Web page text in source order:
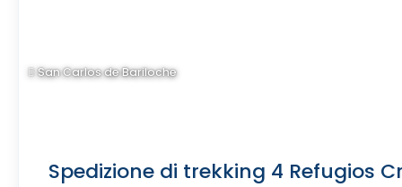
San Carlos de Bariloche
Spedizione di trekking 4 Refugios